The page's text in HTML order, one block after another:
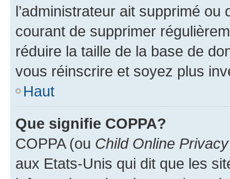
l’administrateur ait supprimé
courant de supprimer
réduire la taille de la base de
vous réinscrire et soyez plus
Haut
Que signifie COPPA?
COPPA (ou Child Online
aux Etats-Unis qui dit que les